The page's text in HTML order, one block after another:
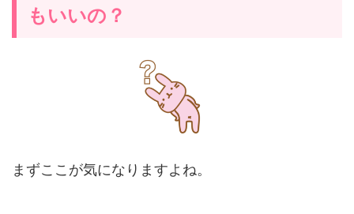
もいいの？
まずここが気になりますよね。